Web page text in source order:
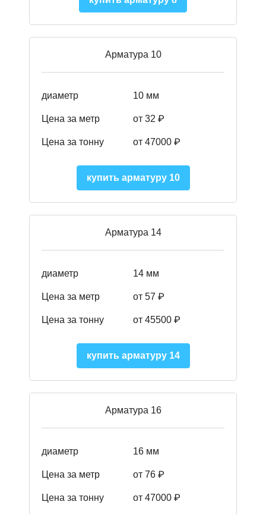
Арматура 10
диаметр 10 мм
Цена за метр от 32 ₽
Цена за тонну от 47000 ₽
купить арматуру 10
Арматура 14
диаметр 14 мм
Цена за метр от 57 ₽
Цена за тонну от 45500 ₽
купить арматуру 14
Арматура 16
диаметр 16 мм
Цена за метр от 76 ₽
Цена за тонну от 47000 ₽